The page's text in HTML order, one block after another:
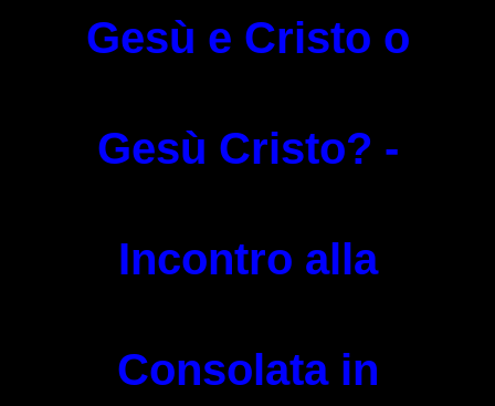
Gesù e Cristo o
Gesù Cristo? -
Incontro alla
Consolata in